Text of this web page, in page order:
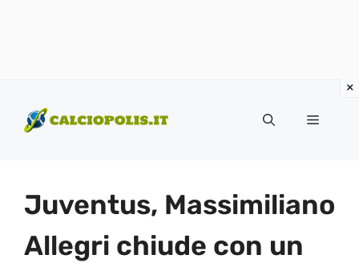
contenuto
Menu
Juventus, Massimiliano
Allegri chiude con un